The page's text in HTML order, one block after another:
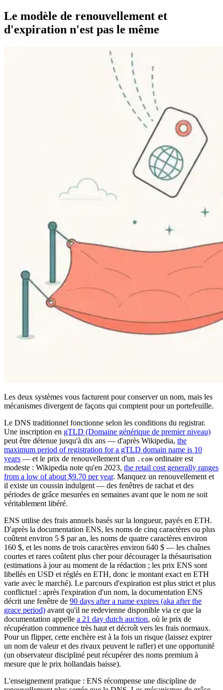
Le modèle de renouvellement et
d'expiration n'est pas le même
Les deux systèmes vous facturent pour conserver un nom, mais les
mécanismes divergent de façons qui comptent pour un portefeuille.
Le DNS traditionnel fonctionne selon les conditions du registrar.
Une inscription en gTLD (Domaine générique de premier niveau)
peut être détenue jusqu'à dix ans — d'après Wikipedia, the
maximum period of registration for a gTLD domain name is 10
years — et le prix de renouvellement d'un .com ordinaire est
modeste : Wikipedia note qu'en 2023, the retail cost generally ranges
from a low of about $9.70 per year. Manquez un renouvellement et
il existe un coussin indulgent — des fenêtres de rachat et des
périodes de grâce mesurées en semaines avant que le nom ne soit
véritablement libéré.
ENS utilise des frais annuels basés sur la longueur, payés en ETH.
D'après la documentation ENS, les noms de cinq caractères ou plus
coûtent environ 5 $ par an, les noms de quatre caractères environ
160 $, et les noms de trois caractères environ 640 $ — les chaînes
courtes et rares coûtent plus cher pour décourager la thésaurisation
(estimations à jour au moment de la rédaction ; les prix ENS sont
libellés en USD et réglés en ETH, donc le montant exact en ETH
varie avec le marché). Le parcours d'expiration est plus strict et plus
conflictuel : après l'expiration d'un nom, la documentation ENS
décrit une fenêtre de 90 days after a name expires (aka after the
grace period) avant qu'il ne redevienne disponible via ce que la
documentation appelle a 21 day dutch auction, où le prix de
récupération commence très haut et décroît vers les frais normaux.
Pour un flipper, cette enchère est à la fois un risque (laissez expirer
un nom de valeur et des rivaux peuvent le rafler) et une opportunité
(un observateur discipliné peut récupérer des noms premium à
mesure que le prix hollandais baisse).
L'enseignement pratique : ENS récompense une discipline de